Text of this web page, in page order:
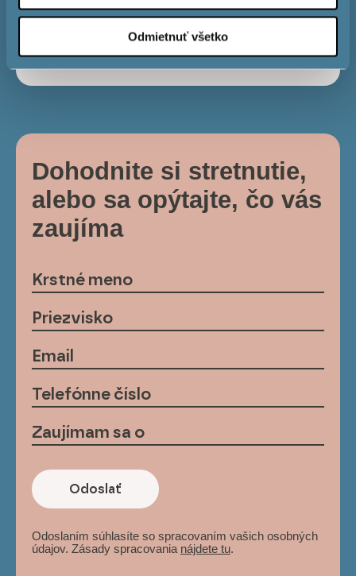
Odmietnuť všetko
Mesačná
Dohodnite si stretnutie,
alebo sa opýtajte, čo vás
zaujíma
Odoslať
Odoslaním súhlasíte so spracovaním vašich osobných
údajov. Zásady spracovania nájdete tu.